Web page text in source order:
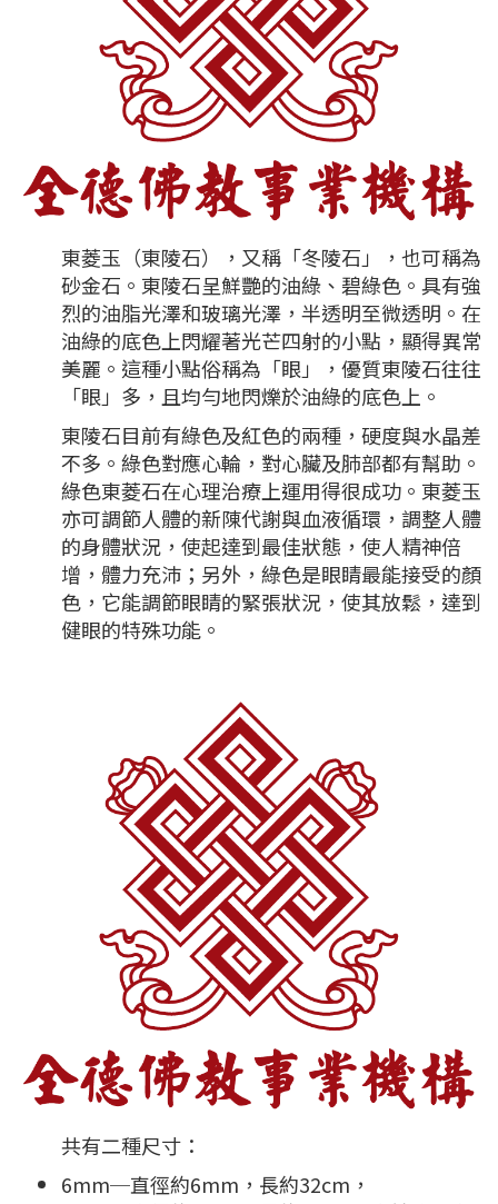
東菱玉（東陵石），又稱「冬陵石」，也可稱為
砂金石。東陵石呈鮮艷的油綠、碧綠色。具有強
烈的油脂光澤和玻璃光澤，半透明至微透明。在
油綠的底色上閃耀著光芒四射的小點，顯得異常
美麗。這種小點俗稱為「眼」，優質東陵石往往
「眼」多，且均勻地閃爍於油綠的底色上。
東陵石目前有綠色及紅色的兩種，硬度與水晶差
不多。綠色對應心輪，對心臟及肺部都有幫助。
綠色東菱石在心理治療上運用得很成功。東菱玉
亦可調節人體的新陳代謝與血液循環，調整人體
的身體狀況，使起達到最佳狀態，使人精神倍
增，體力充沛；另外，綠色是眼睛最能接受的顏
色，它能調節眼睛的緊張狀況，使其放鬆，達到
健眼的特殊功能。
共有二種尺寸：
6mm─直徑約6mm，長約32cm，